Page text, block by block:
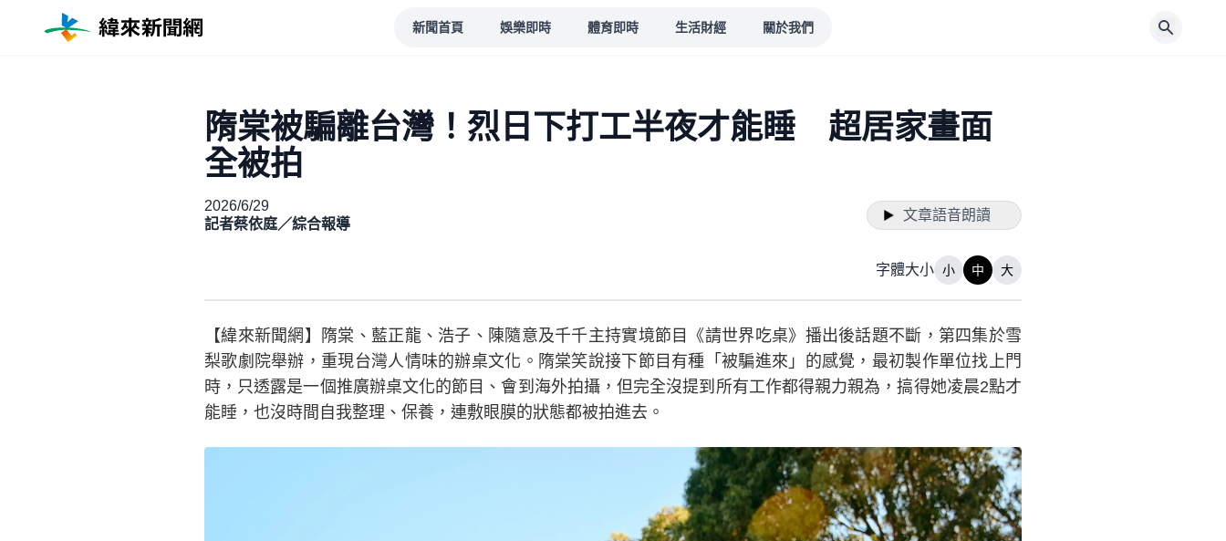
新聞首頁 娛樂即時 體育即時 生活財經 關於我們
隋棠被騙離台灣！烈日下打工半夜才能睡 超居家畫面
全被拍
2026/6/29
記者蔡依庭／綜合報導
文章語音朗讀
字體大小 小 中 大
【緯來新聞網】隋棠、藍正龍、浩子、陳隨意及千千主持實境節目《請世界吃桌》播出後話題不斷，第四集於雪
梨歌劇院舉辦，重現台灣人情味的辦桌文化。隋棠笑說接下節目有種「被騙進來」的感覺，最初製作單位找上門
時，只透露是一個推廣辦桌文化的節目、會到海外拍攝，但完全沒提到所有工作都得親力親為，搞得她凌晨2點才
能睡，也沒時間自我整理、保養，連敷眼膜的狀態都被拍進去。